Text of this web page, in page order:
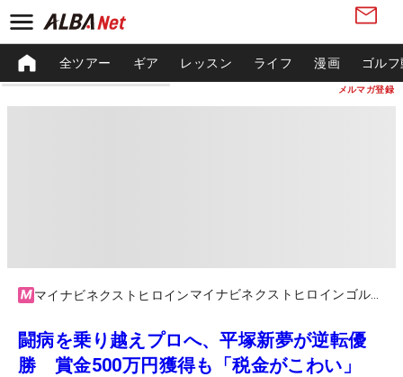
メルマガ登録
全ツアー ギア レッスン ライフ 漫画 ゴル
マイナビネクストヒロイン
闘病を乗り越えプロへ、平塚新夢が逆転優
勝 賞金500万円獲得も「税金がこわい」